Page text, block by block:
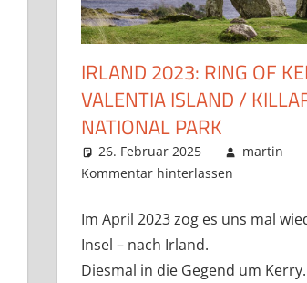
IRLAND 2023: RING OF
VALENTIA ISLAND /
NATIONAL PARK
26. Februar 2025 martin
Kommentar hinterlassen
Im April 2023 zog es uns mal
Insel – nach Irland.
Diesmal in die Gegend um